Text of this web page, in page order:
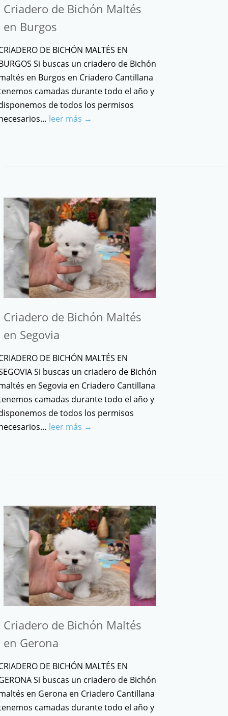
Criadero de Bichón Maltés
en Burgos
DE BICHÓN MALTÉS EN
Si buscas un criadero de Bichón
en Burgos en Criadero Cantillana
camadas durante todo el año y
de todos los permisos
leer más →
Criadero de Bichón Maltés
en Segovia
DE BICHÓN MALTÉS EN
Si buscas un criadero de Bichón
en Segovia en Criadero Cantillana
camadas durante todo el año y
de todos los permisos
leer más →
Criadero de Bichón Maltés
en Gerona
DE BICHÓN MALTÉS EN
Si buscas un criadero de Bichón
en Gerona en Criadero Cantillana
camadas durante todo el año y